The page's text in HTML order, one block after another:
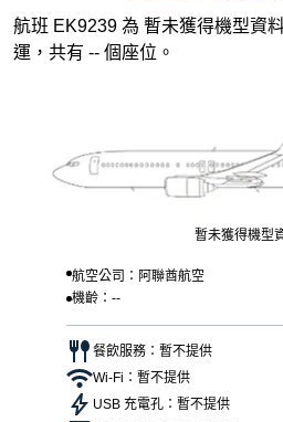
航班 EK9239 為 暫未獲得機型資
運，共有 -- 個座位。
暫未獲得機型
航空公司：阿聯酋航空
機齡：--
餐飲服務：暫不提供
Wi-Fi：暫不提供
USB 充電孔：暫不提供